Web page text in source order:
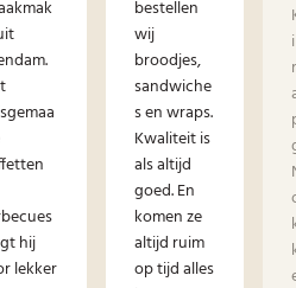
hij
lekker
bestellen
wij
broodjes,
sandwiche
s en wraps.
Kwaliteit is
als altijd
goed. En
komen ze
altijd ruim
op tijd alles